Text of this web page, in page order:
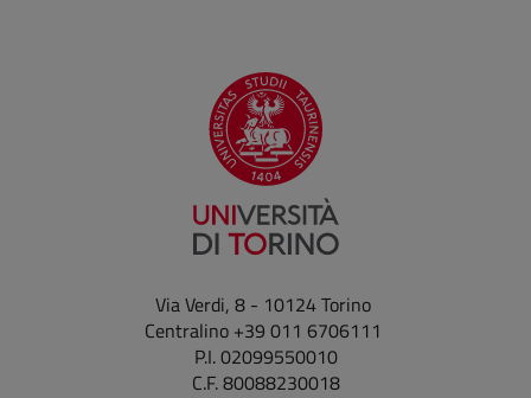
Via Verdi, 8 - 10124 Torino
Centralino +39 011 6706111
P.I. 02099550010
C.F. 80088230018